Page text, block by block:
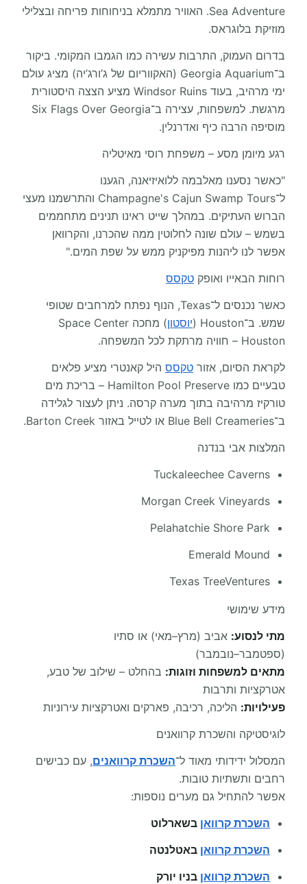
Sea Adventure. האוויר מתמלא בניחוחות פריחה ובצלילי
מוזיקת בלוגראס.
בדרום העמוק, התרבות עשירה כמו הגמבו המקומי. ביקור
ב־Georgia Aquarium (האקווריום של ג’ורג’יה) מציג עולם
ימי מרהיב, בעוד Windsor Ruins מציע הצצה היסטורית
מרגשת. למשפחות, עצירה ב־Six Flags Over Georgia
מוסיפה הרבה כיף ואדרנלין.
רגע מיומן מסע – משפחת רוסי מאיטליה
"כאשר נסענו מאלבמה ללואיזיאנה, הגענו
ל־Champagne's Cajun Swamp Tours והתרשמנו מעצי
הברוש העתיקים. במהלך שייט ראינו תנינים מתחממים
בשמש – עולם שונה לחלוטין ממה שהכרנו, והקרוואן
אפשר לנו ליהנות מפיקניק ממש על שפת המים."
רוחות הבאייו ואופק טקסס
כאשר נכנסים ל־Texas, הנוף נפתח למרחבים שטופי
שמש. ב־Houston (
יוסטון
) מחכה Space Center
Houston – חוויה מרתקת לכל המשפחה.
לקראת הסיום, אזור טקסס היל קאנטרי מציע פלאים
טבעיים כמו Hamilton Pool Preserve – בריכת מים
טורקיז מרהיבה בתוך מערה קרסה. ניתן לעצור לגלידה
ב־Blue Bell Creameries או לטייל באזור Barton Creek.
המלצות אבי בנדנה
Tuckaleechee Caverns
Morgan Creek Vineyards
Pelahatchie Shore Park
Emerald Mound
Texas TreeVentures
מידע שימושי
מתי לנסוע: אביב (מרץ–מאי) או סתיו
(ספטמבר–נובמבר)
מתאים למשפחות וזוגות: בהחלט – שילוב של טבע,
אטרקציות ותרבות
פעילויות: הליכה, רכיבה, פארקים ואטרקציות עירוניות
לוגיסטיקה והשכרת קרוואנים
המסלול ידידותי מאוד ל־השכרת קרוואנים, עם כבישים
רחבים ותשתיות טובות.
אפשר להתחיל גם מערים נוספות:
השכרת קרוואן בשארלוט
השכרת קרוואן באטלנטה
השכרת קרוואן בניו יורק